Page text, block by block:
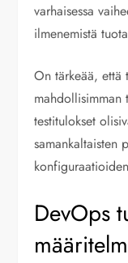
varhaisessa
ilmenemistä
On tärkeää, että
mahdollisimman
testitulokset
samankaltaisten
DevOps